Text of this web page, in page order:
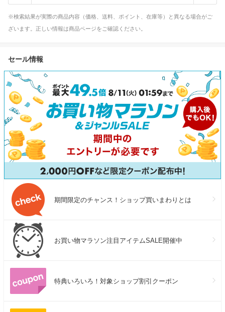
※検索結果が実際の商品内容（価格、送料、ポイント、在庫等）と異なる場合がご
ざいます。正しい情報は商品ページをご確認ください。
セール情報
期間限定のチャンス！ショップ買いまわりとは
お買い物マラソン注目アイテムSALE開催中
特典いろいろ！対象ショップ割引クーポン